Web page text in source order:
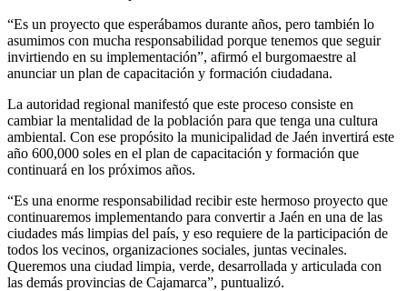
“Es un proyecto que esperábamos durante años, pero también lo
asumimos con mucha responsabilidad porque tenemos que seguir
invirtiendo en su implementación”, afirmó el burgomaestre al
anunciar un plan de capacitación y formación ciudadana.
La autoridad regional manifestó que este proceso consiste en
cambiar la mentalidad de la población para que tenga una cultura
ambiental. Con ese propósito la municipalidad de Jaén invertirá este
año 600,000 soles en el plan de capacitación y formación que
continuará en los próximos años.
“Es una enorme responsabilidad recibir este hermoso proyecto que
continuaremos implementando para convertir a Jaén en una de las
ciudades más limpias del país, y eso requiere de la participación de
todos los vecinos, organizaciones sociales, juntas vecinales.
Queremos una ciudad limpia, verde, desarrollada y articulada con
las demás provincias de Cajamarca”, puntualizó.